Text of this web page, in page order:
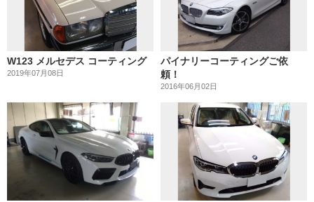
W123 メルセデス コーティング
2019年07月08日
パイナリーコーティングご依
頼！
2016年06月02日